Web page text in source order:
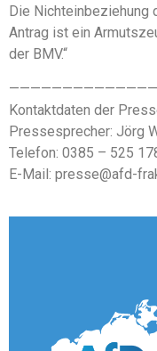
Die Nichteinbeziehung
Antrag ist ein
der BMV.“
Kontaktdaten der
Pressesprecher: Jörg
Telefon: 0385 – 525
E-Mail: presse@afd-